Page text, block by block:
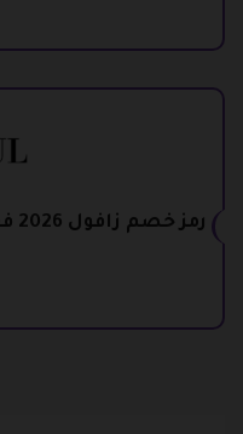
رمز خصم زافول 2026 فعال على جميع منتجات Zaful